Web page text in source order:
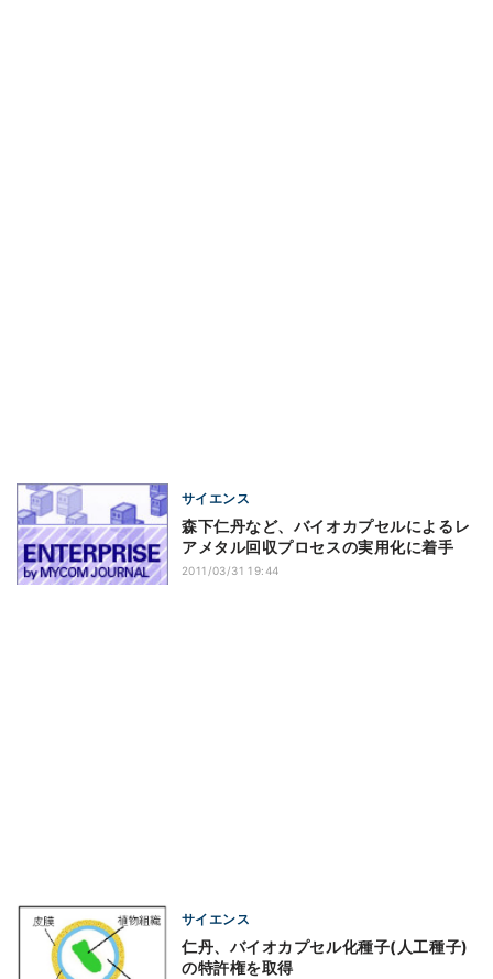
サイエンス
森下仁丹など、バイオカプセルによるレ
アメタル回収プロセスの実用化に着手
2011/03/31 19:44
サイエンス
仁丹、バイオカプセル化種子(人工種子)
の特許権を取得